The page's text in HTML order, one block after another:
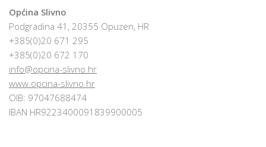
Općina Slivno
Podgradina 41, 20355 Opuzen, HR
+385(0)20 671 295
+385(0)20 672 170
info@opcina-slivno.hr
www.opcina-slivno.hr
OIB: 97047688474
IBAN HR9223400091839900005